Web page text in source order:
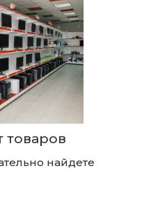
товаров
найдете